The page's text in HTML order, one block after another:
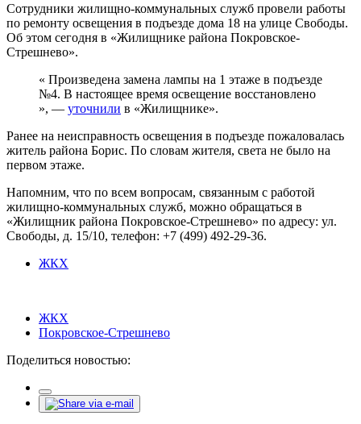
Сотрудники жилищно-коммунальных служб провели работы
по ремонту освещения в подъезде дома 18 на улице Свободы.
Об этом сегодня в «Жилищнике района Покровское-
Стрешнево».
« Произведена замена лампы на 1 этаже в подъезде
№4. В настоящее время освещение восстановлено
», — уточнили в «Жилищнике».
Ранее на неисправность освещения в подъезде пожаловалась
житель района Борис. По словам жителя, света не было на
первом этаже.
Напомним, что по всем вопросам, связанным с работой
жилищно-коммунальных служб, можно обращаться в
«Жилищник района Покровское-Стрешнево» по адресу: ул.
Свободы, д. 15/10​, телефон: +7 (499) 492-29-36.
ЖКХ
ЖКХ
Покровское-Стрешнево
Поделиться новостью: